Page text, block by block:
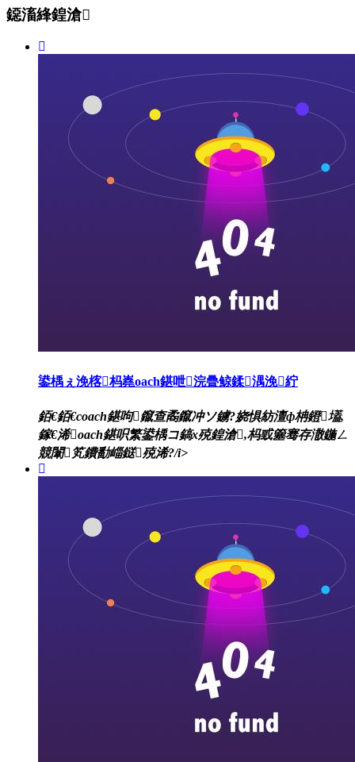
鐚滀綘鍠滄
鍙楀ぇ浼楁杩嶤oach鍖呭浣曡鲸鍒湡浼紵
銆€銆€coach鍖呴鑹查矞鑹冲ソ鐪?娆惧紡澶ф柟鐙壒,
鎵€浠oach鍖呮繁鍙楀コ鎬х殑鍠滄,杩戜簺骞存潵鍦ㄥ
競闈笂鐨勫崰鎹殑浠?/i>